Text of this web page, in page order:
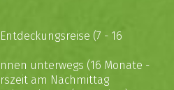
(7 - 16
unterwegs (16 Monate -
am Nachmittag